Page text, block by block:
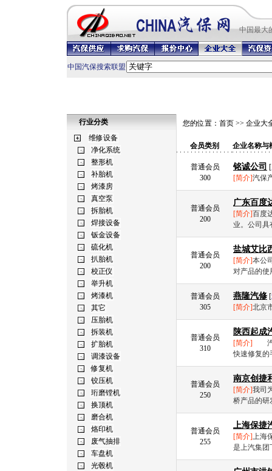
中国最大
中国汽保搜索联盟
行业分类 您的位置： 首页 >> 企业大
会员类别 企业名称与
普通会员
300
铭诚公司 [
[简介]汽保
普通会员
200
广东百度
[简介]百度
业。公司具
普通会员
200
盐城艾比
[简介]本公
对产品的使
普通会员
305
燕隆汽修 [
[简介]北京
普通会员
310
陕西起成
[简介] 汽
快速修复
普通会员
250
南京创捷
[简介]我司
桥产品的
普通会员
255
上海保捷
[简介]上海
是上汽集团